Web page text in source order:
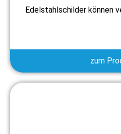
Edelstahlschilder können
zum